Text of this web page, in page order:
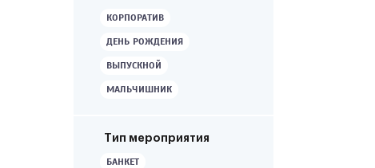
КОРПОРАТИВ
ДЕНЬ РОЖДЕНИЯ
ВЫПУСКНОЙ
МАЛЬЧИШНИК
Тип мероприятия
БАНКЕТ